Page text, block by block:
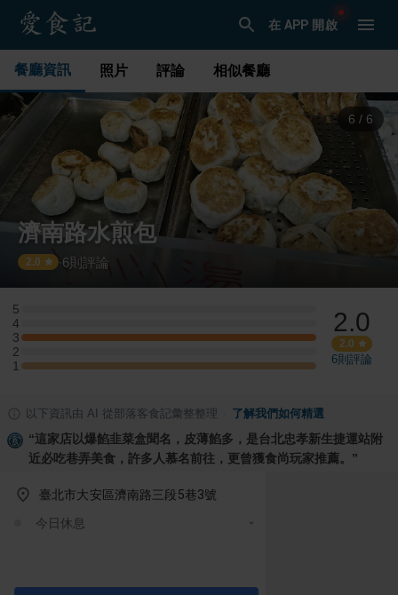
在 APP 開啟
餐廳資訊 照片 評論 相似餐廳
1 / 6
濟南路水煎包
2.0 ·6 則評論
5
5 星：0 則評論
4
4 星：0 則評論
3
3 星：1 則評論
2
2 星：0 則評論
1
1 星：1 則評論
2.0
2.0
6則評論
以下資訊由 AI 從部落客食記彙整整理 了解我們如何精選
“這家店以爆餡韭菜盒聞名，皮薄餡多，是台北忠孝新生捷運站附
近必吃巷弄美食，許多人慕名前往，更曾獲食尚玩家推薦。 ”
臺北市大安區濟南路三段5巷3號
今日休息